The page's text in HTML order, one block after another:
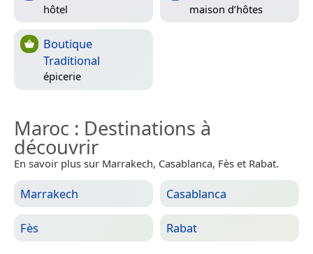
hôtel maison d’hôtes
Boutique
Traditional
épicerie
Maroc : Destinations à
découvrir
En savoir plus sur Marrakech, Casablanca, Fès et Rabat.
Marrakech Casablanca
Fès Rabat